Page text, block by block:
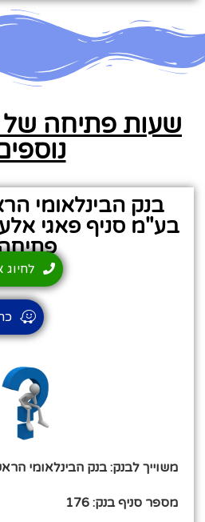
שעות פתיחה של
בנק הבינלאומי
בע"מ סניף פאגי
פתיחה
משוייך לבנק: בנק הבינלאומי
מספר סניף בנק: 176